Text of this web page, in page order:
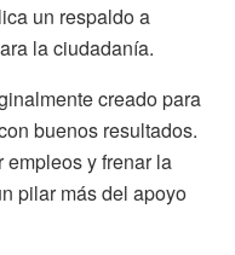
un respaldo a
la ciudadanía.
creado para
buenos resultados.
empleos y frenar la
pilar más del apoyo